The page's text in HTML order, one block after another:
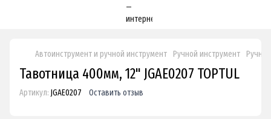
Автоинструмент и ручной инструмент Ручной инструмент
Тавотница 400мм, 12" JGAE0207 TOPTUL
Артикул: JGAE0207 Оставить отзыв